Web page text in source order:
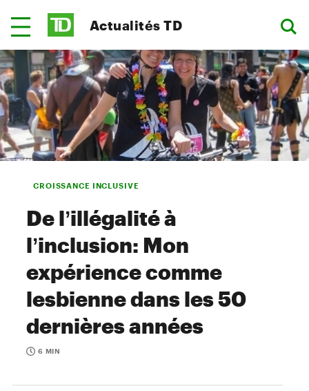
Actualités TD
CROISSANCE INCLUSIVE
De l’illégalité à
l’inclusion: Mon
expérience comme
lesbienne dans les 50
dernières années
6 MIN